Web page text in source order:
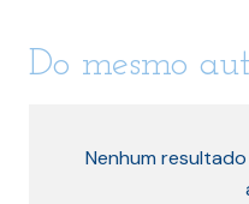
Do mesmo
Nenhum